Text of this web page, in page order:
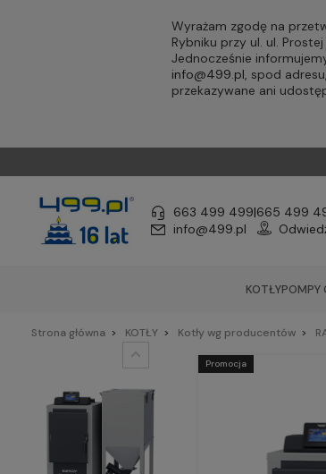
Wyrażam zgodę na
Rybniku przy ul. ul.
Jednocześnie
info@499.pl, spod
przekazywane ani
663 499 499|665 499
info@499.pl
KOTŁYPOMPY
Strona główna KOTŁY Kotły wg producentów
Promocja